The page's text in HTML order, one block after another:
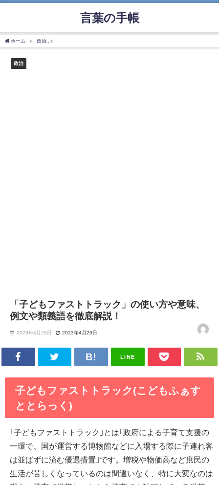
言葉の手帳
ホーム 政治
政治
「子どもファストトラック」の使い方や意味、
例文や類義語を徹底解説！
2023年4月29日 2023年4月29日
LINE
子どもファストトラック(こどもふぁす
ととらっく)
｢子どもファストトラック｣とは｢政府による子育て支援の
一環で、国が運営する博物館などに入場する際に子連れ客
は並ばずに済む優遇措置｣です。増税や物価高など庶民の
生活が苦しくなっているのは間違いなく、特に大変なのは